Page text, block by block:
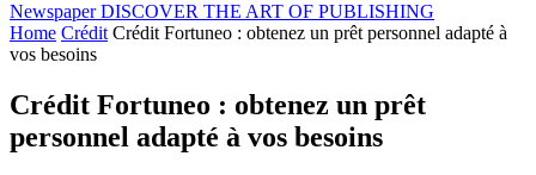
Newspaper DISCOVER THE ART OF PUBLISHING
Home Crédit Crédit Fortuneo : obtenez un prêt personnel adapté à
vos besoins
Crédit Fortuneo : obtenez un prêt
personnel adapté à vos besoins